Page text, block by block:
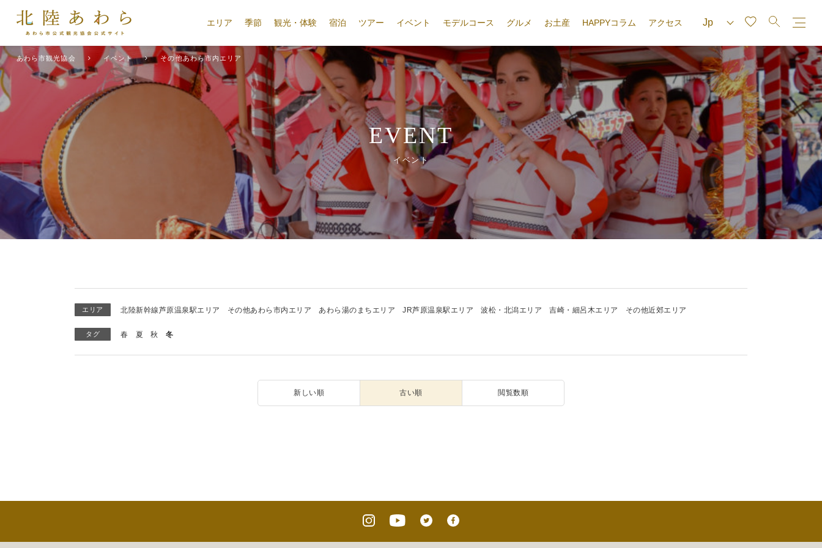
エリア 季節 観光・体験 宿泊 ツアー イベント モデルコース グルメ お土産 HAPPYコラム アクセス
あわら市観光協会 イベント その他あわら市内エリア
EVENT
イベント
エリア 北陸新幹線芦原温泉駅エリア その他あわら市内エリア あわら湯のまちエリア JR芦原温泉駅エリア 波松・北潟エリア 吉崎・細呂木エリア その他近郊エリア
タグ 春 夏 秋 冬
新しい順 古い順 閲覧数順